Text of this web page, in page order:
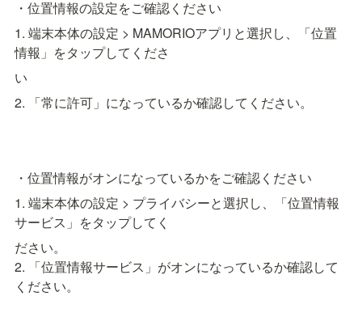
・位置情報の設定をご確認ください
1. 端末本体の設定 > MAMORIOアプリと選択し、「位置
情報」をタップしてくださ
い
2. 「常に許可」になっているか確認してください。
・位置情報がオンになっているかをご確認ください
1. 端末本体の設定 > プライバシーと選択し、「位置情報
サービス」をタップしてく
ださい。
2. 「位置情報サービス」がオンになっているか確認して
ください。